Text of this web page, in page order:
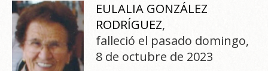
EULALIA GONZÁLEZ
RODRÍGUEZ,
falleció el pasado domingo,
8 de octubre de 2023